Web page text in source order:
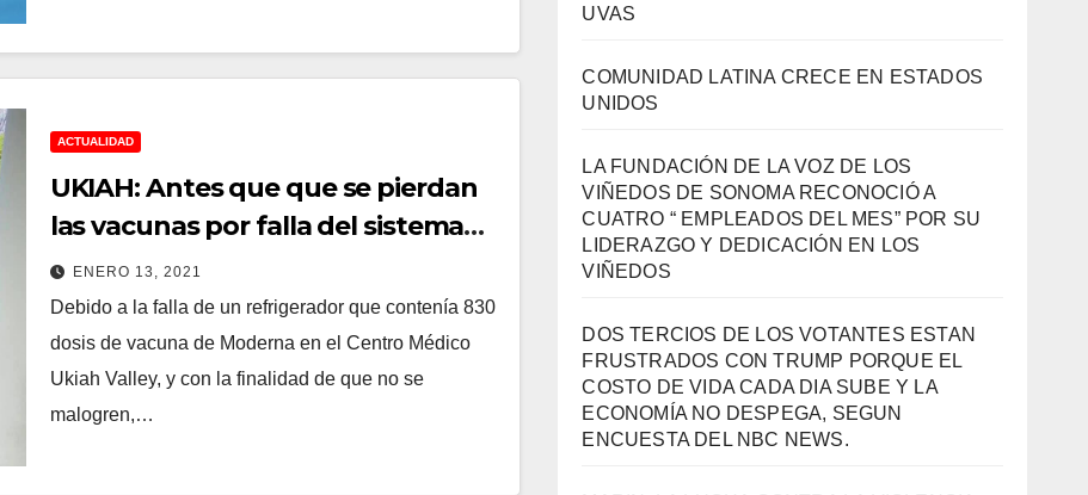
ACTUALIDAD
UKIAH: Antes que que se pierdan
las vacunas por falla del sistema
de refrigeración, cientos de
personas en general se vacunaron
contra el COVID-19
ENERO 13, 2021
Debido a la falla de un refrigerador que contenía 830
dosis de vacuna de Moderna en el Centro Médico
Ukiah Valley, y con la finalidad de que no se
malogren,…
UVAS
COMUNIDAD LATINA CRECE EN ESTADOS
UNIDOS
LA FUNDACIÓN DE LA VOZ DE LOS
VIÑEDOS DE SONOMA RECONOCIÓ A
CUATRO “ EMPLEADOS DEL MES” POR SU
LIDERAZGO Y DEDICACIÓN EN LOS
VIÑEDOS
DOS TERCIOS DE LOS VOTANTES ESTAN
FRUSTRADOS CON TRUMP PORQUE EL
COSTO DE VIDA CADA DIA SUBE Y LA
ECONOMÍA NO DESPEGA, SEGUN
ENCUESTA DEL NBC NEWS.